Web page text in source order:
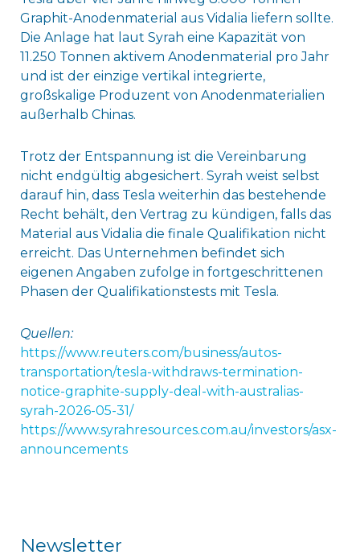
Graphit-Anodenmaterial aus Vidalia liefern sollte.
Die Anlage hat laut Syrah eine Kapazität von
11.250 Tonnen aktivem Anodenmaterial pro Jahr
und ist der einzige vertikal integrierte,
großskalige Produzent von Anodenmaterialien
außerhalb Chinas.
Trotz der Entspannung ist die Vereinbarung
nicht endgültig abgesichert. Syrah weist selbst
darauf hin, dass Tesla weiterhin das bestehende
Recht behält, den Vertrag zu kündigen, falls das
Material aus Vidalia die finale Qualifikation nicht
erreicht. Das Unternehmen befindet sich
eigenen Angaben zufolge in fortgeschrittenen
Phasen der Qualifikationstests mit Tesla.
Quellen:
https://www.reuters.com/business/autos-
transportation/tesla-withdraws-termination-
notice-graphite-supply-deal-with-australias-
syrah-2026-05-31/
https://www.syrahresources.com.au/investors/asx-
announcements
Newsletter